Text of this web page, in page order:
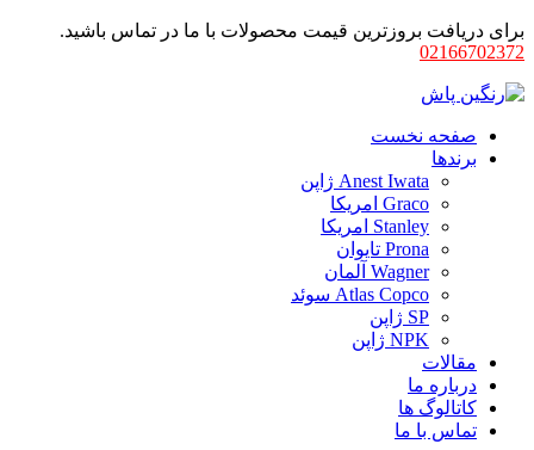
برای دریافت بروزترین قیمت محصولات با ما در تماس باشید.
02166702372
صفحه نخست
برندها
Anest Iwata ژاپن
Graco امریکا
Stanley امریکا
Prona تایوان
Wagner آلمان
Atlas Copco سوئد
SP ژاپن
NPK ژاپن
مقالات
درباره ما
کاتالوگ ها
تماس با ما